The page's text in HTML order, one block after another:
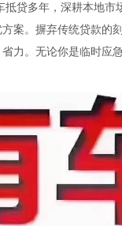
贷多年，深耕本地
案。摒弃传统贷款的
力。无论你是临时应